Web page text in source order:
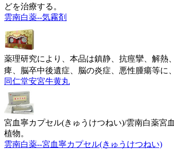
どを治療する。
雲南白薬--気霧剤
薬理研究により、本品は鎮静、抗痙攣、解熱
痺、脳卒中後遺症、脳の炎症、悪性腫瘍等
同仁堂安宮牛黄丸
宮血寧カプセル(きゅうけつねい)/雲南白薬宮
植物。
雲南白薬--宮血寧カプセル(きゅうけつねい)